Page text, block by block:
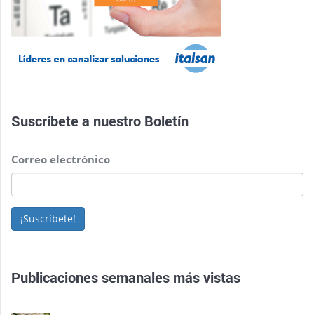
Suscríbete a nuestro Boletín
Correo electrónico
¡Suscríbete!
Publicaciones semanales más vistas